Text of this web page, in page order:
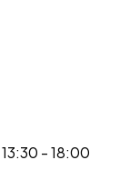
- 18:00